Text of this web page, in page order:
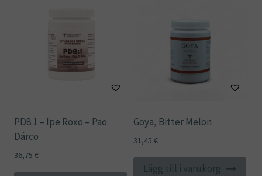
PD8:1 – Ipe Roxo – Pao
Dárco
36,75 €
Goya, Bitter Melon
31,45 €
Lägg till i varukorg